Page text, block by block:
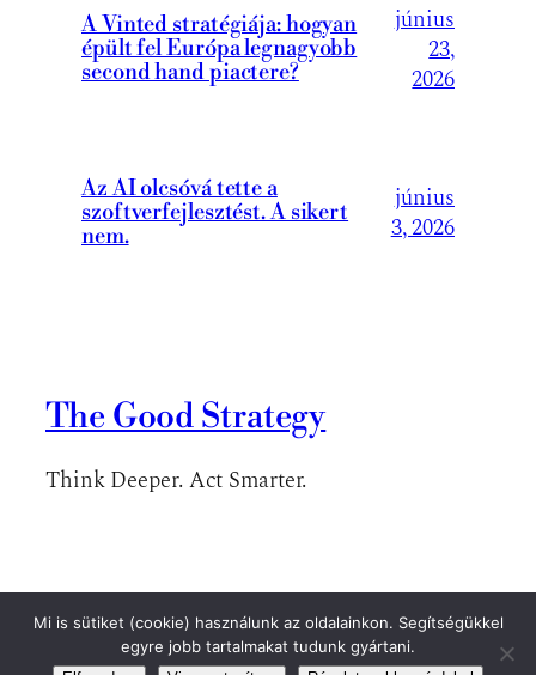
A Vinted stratégiája: hogyan
épült fel Európa legnagyobb
second hand piactere?
június
23,
2026
Az AI olcsóvá tette a
szoftverfejlesztést. A sikert
nem.
június
3, 2026
The Good Strategy
Think Deeper. Act Smarter.
A blog tartalmait csak a szerző engedélyével lehet átvenni.
Mi is sütiket (cookie) használunk az oldalainkon. Segítségükkel
egyre jobb tartalmakat tudunk gyártani.